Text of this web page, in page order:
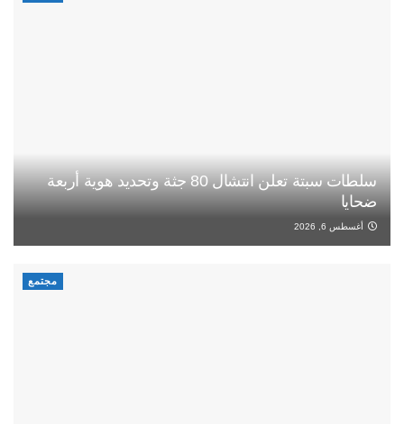
سلطات سبتة تعلن انتشال 80 جثة وتحديد هوية أربعة
ضحايا
أغسطس 6, 2026
مجتمع